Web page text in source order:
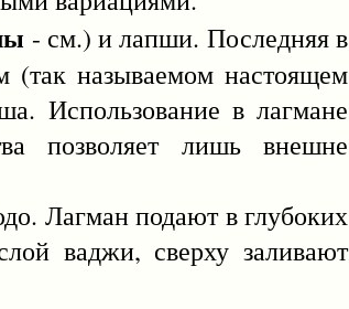
- см.) и лапши. Последняя в
(так называемом настоящем
Использование в лагмане
позволяет лишь внешне
Лагман подают в глубоких
ваджи, сверху заливают